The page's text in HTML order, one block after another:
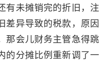
有未摊销完的折旧，注
差异导致的税款，原因
那会儿财务主管急得跳
的分摊比例重新调了一